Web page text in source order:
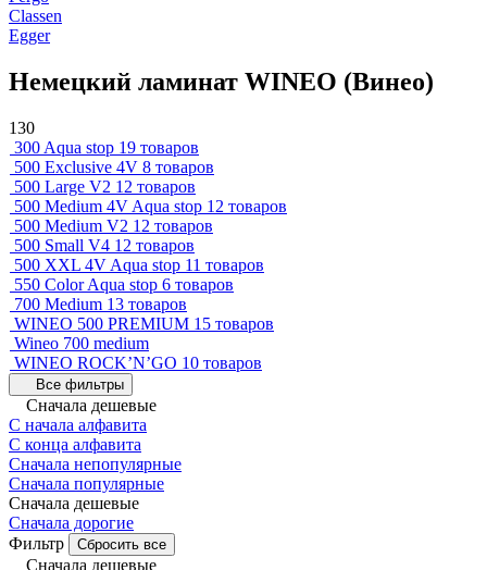
Classen
Egger
Немецкий ламинат WINEO (Винео)
130
300 Aqua stop 19 товаров
500 Exclusive 4V 8 товаров
500 Large V2 12 товаров
500 Medium 4V Aqua stop 12 товаров
500 Medium V2 12 товаров
500 Small V4 12 товаров
500 XXL 4V Aqua stop 11 товаров
550 Color Aqua stop 6 товаров
700 Medium 13 товаров
WINEO 500 PREMIUM 15 товаров
Wineo 700 medium
WINEO ROCK’N’GO 10 товаров
Все фильтры
Сначала дешевые
С начала алфавита
С конца алфавита
Сначала непопулярные
Сначала популярные
Сначала дешевые
Сначала дорогие
Фильтр
Сбросить все
Сначала дешевые